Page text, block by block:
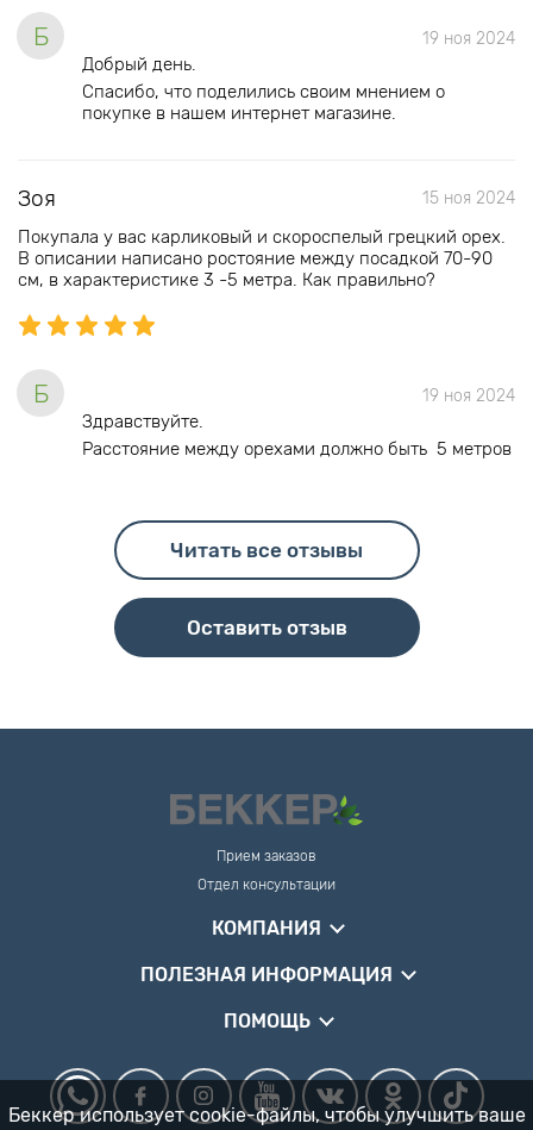
Б 19 ноя 2024
Добрый день.
Спасибо, что поделились своим мнением о
покупке в нашем интернет магазине.
Зоя 15 ноя 2024
Покупала у вас карликовый и скороспелый грецкий орех.
В описании написано ростояние между посадкой 70-90
см, в характеристике 3 -5 метра. Как правильно?
Б 19 ноя 2024
Здравствуйте.
Расстояние между орехами должно быть 5 метров
Читать все отзывы
Оставить отзыв
Прием заказов
Отдел консультации
КОМПАНИЯ
ПОЛЕЗНАЯ ИНФОРМАЦИЯ
ПОМОЩЬ
Беккер использует cookie-файлы, чтобы улучшить ваше